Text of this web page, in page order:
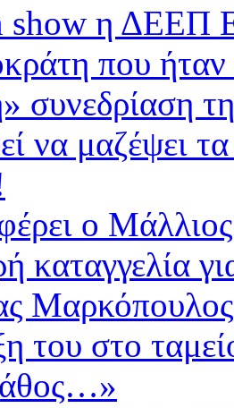
show η ΔΕΕΠ
που
συνεδρίαση
να μαζέψει
ο Μάλλιος
καταγγελία
του στο